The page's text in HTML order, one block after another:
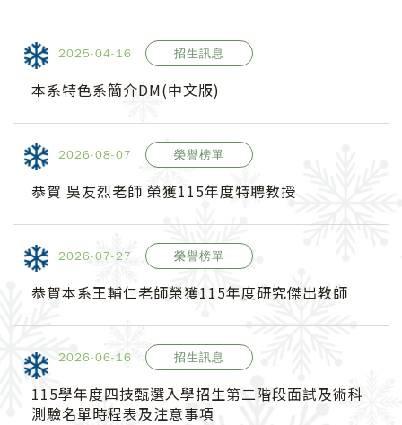
2025-04-16 招生訊息
本系特色系簡介DM(中文版)
2026-08-07 榮譽榜單
恭賀 吳友烈老師 榮獲115年度特聘教授
2026-07-27 榮譽榜單
恭賀本系王輔仁老師榮獲115年度研究傑出教師
2026-06-16 招生訊息
115學年度四技甄選入學招生第二階段面試及術科
測驗名單時程表及注意事項